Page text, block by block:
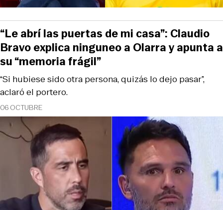
06 OCTUBRE
“Si hubiese sido otra persona, quizás lo dejo pasar”,
aclaró el portero.
“Le abrí las puertas de mi casa”: Claudio
Bravo explica ninguneo a Olarra y apunta a
su “memoria frágil”